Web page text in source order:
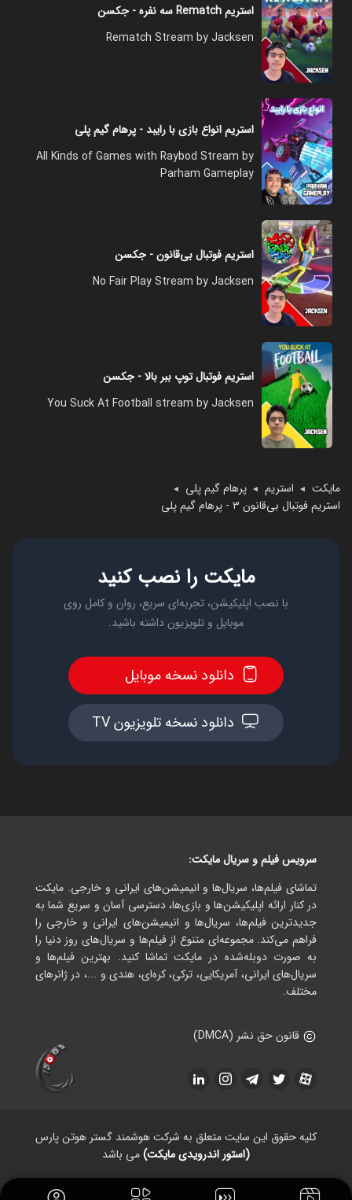
استریم Rematch سه نفره - جکسن
Rematch Stream by Jacksen
استریم انواع بازی‌ با رایبد - پرهام گیم پلی
All Kinds of Games with Raybod Stream by
Parham Gameplay
استریم فوتبال بی‌قانون - جکسن
No Fair Play Stream by Jacksen
استریم فوتبال توپ ببر بالا - جکسن
You Suck At Football stream by Jacksen
مایکت ◄ استریم ◄ پرهام گیم پلی ◄
استریم فوتبال بی‌قانون ۳ - پرهام گیم پلی
مایکت را نصب کنید
با نصب اپلیکیشن، تجربه‌ای سریع، روان و کامل روی
موبایل و تلویزیون داشته باشید.
دانلود نسخه موبایل
دانلود نسخه تلویزیون TV
سرویس فیلم و سریال مایکت:
تماشای فیلم‌ها، سریال‌ها و انیمیشن‌های ایرانی و خارجی. مایکت
در کنار ارائه اپلیکیشن‌ها و بازی‌ها، دسترسی آسان و سریع شما به
جدیدترین فیلم‌ها، سریال‌ها و انیمیشن‌های ایرانی و خارجی را
فراهم می‌کند. مجموعه‌ای متنوع از فیلم‌ها و سریال‌های روز دنیا را
به صورت دوبله‌شده در مایکت تماشا کنید. بهترین فیلم‌ها و
سریال‌های ایرانی، آمریکایی، ترکی، کره‌ای، هندی و ...، در ژانرهای
مختلف.
قانون حق نشر (DMCA)
کلیه حقوق این سایت متعلق به شرکت هوشمند گستر هوتن پارس
(استور اندرویدی مایکت)می باشد